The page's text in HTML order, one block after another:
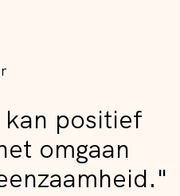
positief
omgaan